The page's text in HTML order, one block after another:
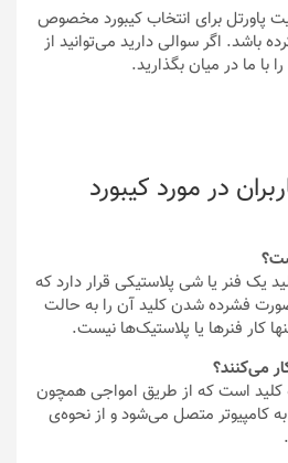
پاورتل برای انتخاب کیبورد مخصوص
باشد. اگر سوالی دارید می‌توانید از
با ما در میان بگذارید.
در مورد کیبورد
یک فنر یا شی پلاستیکی قرار دارد که
فشرده شدن کلید آن را به حالت
کار فنرها یا پلاستیک‌ها نیست.
می‌کنند؟
است که از طریق امواجی همچون
به کامپیوتر متصل می‌شود و از نحوه‌ی